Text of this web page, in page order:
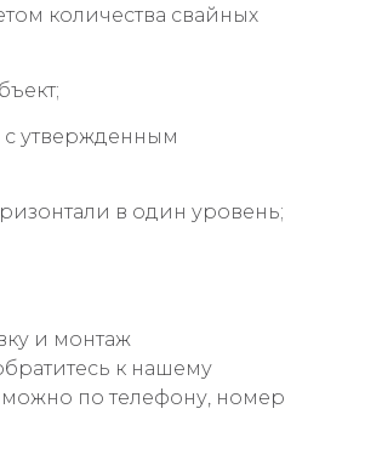
количества свайных
с утвержденным
в один уровень;
и монтаж
к нашему
по телефону, номер